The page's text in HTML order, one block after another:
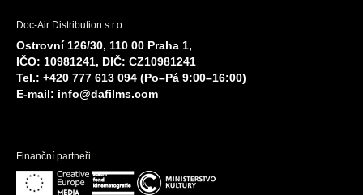
Doc-Air Distribution s.r.o.
Ostrovní 126/30, 110 00 Praha 1,
IČO: 10981241, DIČ: CZ10981241
Tel.: +420 777 613 094 (Po–Pá 9:00–16:00)
E-mail: info@dafilms.com
Finanční partneři